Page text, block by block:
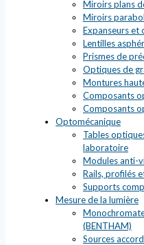
Miroirs plans
Miroirs
Expanseurs et
Lentilles
Prismes de
Optiques de
Montures
Composants
Composants
Optomécanique
Tables
laboratoire
Modules anti-
Rails, profilés
Supports
Mesure de la lumière
(BENTHAM)
Sources